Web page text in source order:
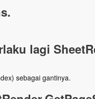
lagi
sebagai gantinya.